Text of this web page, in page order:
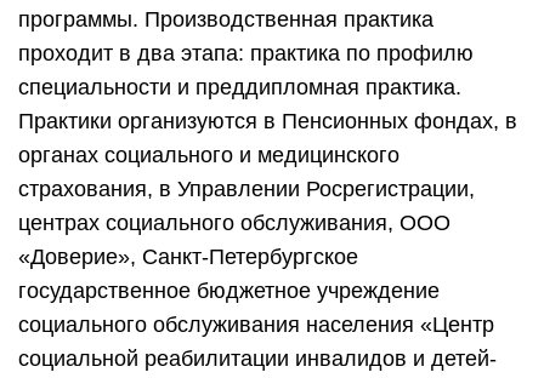
программы. Производственная практика
проходит в два этапа: практика по профилю
специальности и преддипломная практика.
Практики организуются в Пенсионных фондах, в
органах социального и медицинского
страхования, в Управлении Росрегистрации,
центрах социального обслуживания, ООО
«Доверие», Санкт-Петербургское
государственное бюджетное учреждение
социального обслуживания населения «Центр
социальной реабилитации инвалидов и детей-